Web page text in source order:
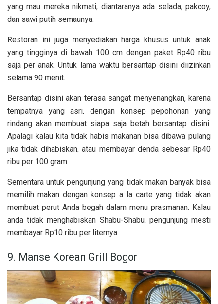
yang mau mereka nikmati, diantaranya ada selada, pakcoy,
dan sawi putih semaunya.
Restoran ini juga menyediakan harga khusus untuk anak
yang tingginya di bawah 100 cm dengan paket Rp40 ribu
saja per anak. Untuk lama waktu bersantap disini diizinkan
selama 90 menit.
Bersantap disini akan terasa sangat menyenangkan, karena
tempatnya yang asri, dengan konsep pepohonan yang
rindang akan membuat siapa saja betah bersantap disini.
Apalagi kalau kita tidak habis makanan bisa dibawa pulang
jika tidak dihabiskan, atau membayar denda sebesar Rp40
ribu per 100 gram.
Sementara untuk pengunjung yang tidak makan banyak bisa
memilih makan dengan konsep a la carte yang tidak akan
membuat perut Anda begah dalam menu prasmanan. Kalau
anda tidak menghabiskan Shabu-Shabu, pengunjung mesti
membayar Rp10 ribu per liternya.
9. Manse Korean Grill Bogor